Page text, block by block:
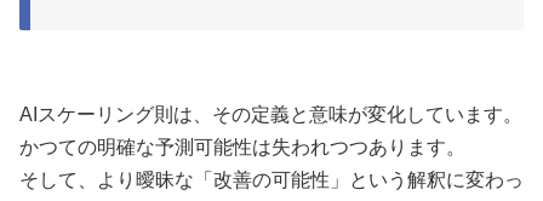
AIスケーリング則は、その定義と意味が変化しています。
かつての明確な予測可能性は失われつつあります。
そして、より曖昧な「改善の可能性」という解釈に変わっ